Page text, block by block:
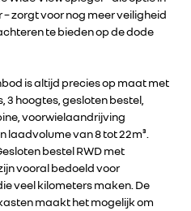
zorgt voor nog meer veiligheid
te bieden op de dode
is altijd precies op maat met
3 hoogtes, gesloten bestel,
voorwielaandrijving
van 8 tot 22m³.
bestel RWD met
vooral bedoeld voor
veel kilometers maken. De
maakt het mogelijk om